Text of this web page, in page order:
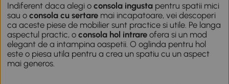
Indiferent daca alegi oconsola ingusta pentru spatii mici
sau oconsola cu sertare mai incapatoare, vei descoperi
ca aceste piese de mobilier sunt practice si utile. Pe langa
aspectul practic, oconsola hol intrare ofera si un mod
elegant de a intampina oaspetii. Ooglinda pentru hol
este o piesa utila pentru a crea un spatiu cu un aspect
mai generos.